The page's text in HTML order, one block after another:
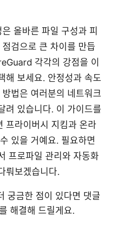
올바른 파일 구성과 피
검으로 큰 차이를 만듭
각각의 강점을 이
해 보세요. 안정성과 속도
법은 여러분의 네트워크
려 있습니다. 이 가이드를
프라이버시 지킴과 온라
있을 거예요. 필요하면
프로파일 관리와 자동화
뤄보겠습니다.
궁금한 점이 있다면 댓글
해결해 드릴게요.